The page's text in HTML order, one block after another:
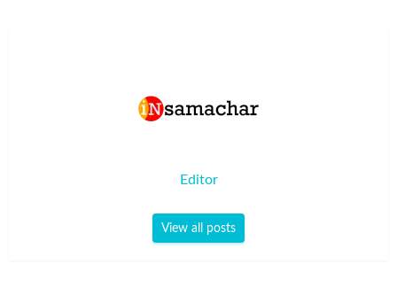
Editor
View all posts